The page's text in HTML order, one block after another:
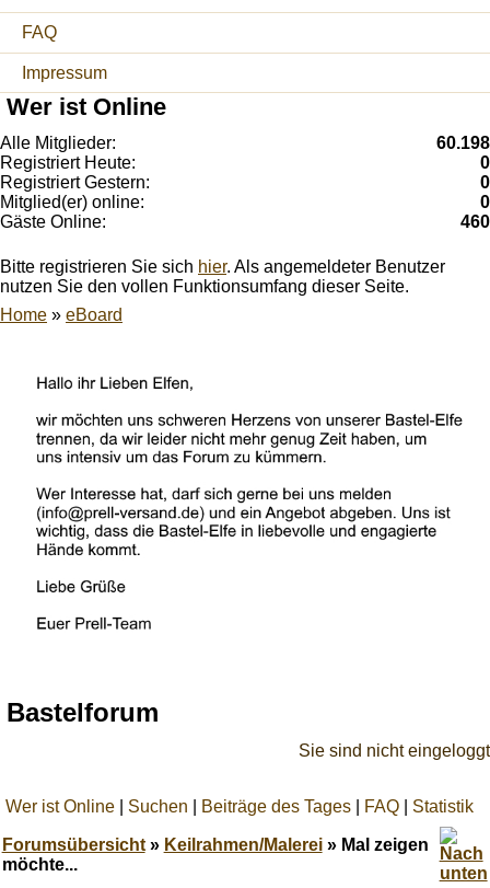
FAQ
Impressum
Wer ist Online
Alle Mitglieder:
60.198
Registriert Heute:
0
Registriert Gestern:
0
Mitglied(er) online:
0
Gäste Online:
460
Bitte registrieren Sie sich hier. Als angemeldeter Benutzer
nutzen Sie den vollen Funktionsumfang dieser Seite.
Home » eBoard
Bastelforum
Sie sind nicht eingeloggt
Wer ist Online Suchen Beiträge des Tages FAQ Statistik
Forumsübersicht» Keilrahmen/Malerei» Mal zeigen
möchte...